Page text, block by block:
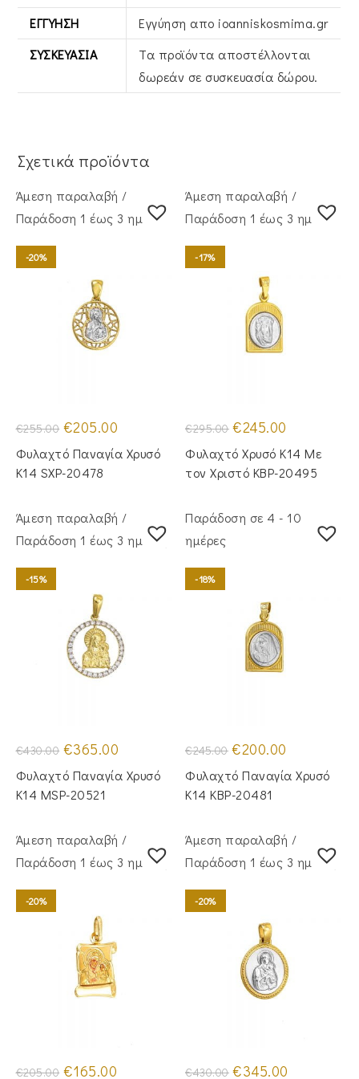
ΕΓΓΎΗΣΗ
Εγγύηση απο ioanniskosmima.gr
ΣΥΣΚΕΥΑΣΊΑ
Τα προϊόντα αποστέλλονται
δωρεάν σε συσκευασία δώρου.
Σχετικά προϊόντα
Άμεση παραλαβή /
Παράδoση 1 έως 3 ημέρες
-20%
€255.00 Original
price
was:
€255.00.
€205.00
τιμή
είναι:
Φυλαχτό Παναγία Χρυσό
Κ14 SXP-20478
Άμεση παραλαβή /
Παράδoση 1 έως 3 ημέρες
-17%
€295.00 Original
price
was:
€295.00.
€245.00
τιμή
είναι:
€245.00.
Φυλαχτό Χρυσό Κ14 Με
τον Χριστό KBP-20495
Άμεση παραλαβή /
Παράδoση 1 έως 3 ημέρες
-15%
€430.00 Original
price
was:
€430.00.
€365.00
τιμή
είναι:
Φυλαχτό Παναγία Χρυσό
Κ14 MSP-20521
Παράδοση σε 4 - 10
ημέρες
-18%
€245.00 Original
price
was:
€245.00.
€200.00
τιμή
είναι:
Φυλαχτό Παναγία Χρυσό
Κ14 KBP-20481
Άμεση παραλαβή /
Παράδoση 1 έως 3 ημέρες
-20%
€205.00 Original
€165.00
Άμεση παραλαβή /
Παράδoση 1 έως 3 ημέρες
-20%
€430.00 Original
€345.00